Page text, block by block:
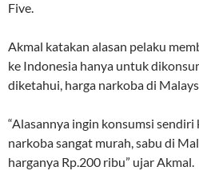
Five.
Akmal katakan alasan pelaku
ke Indonesia hanya untuk
diketahui, harga narkoba di
“Alasannya ingin konsumsi
narkoba sangat murah, sabu di
harganya Rp.200 ribu” ujar Akmal.